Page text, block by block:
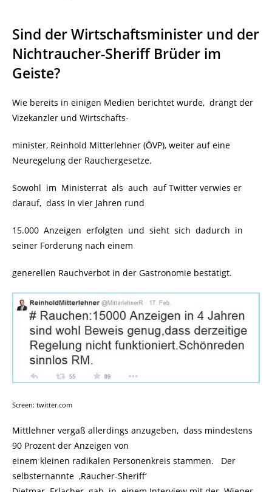
Sind der Wirtschaftsminister und der
Nichtraucher-Sheriff Brüder im
Geiste?
Wie bereits in einigen Medien berichtet wurde, drängt der
Vizekanzler und Wirtschafts-
minister, Reinhold Mitterlehner (ÖVP), weiter auf eine
Neuregelung der Rauchergesetze.
Sowohl im Ministerrat als auch auf Twitter verwies er
darauf, dass in vier Jahren rund
15.000 Anzeigen erfolgten und sieht sich dadurch in
seiner Forderung nach einem
generellen Rauchverbot in der Gastronomie bestätigt.
Screen: twitter.com
Mittlehner vergaß allerdings anzugeben, dass mindestens
90 Prozent der Anzeigen von
einem kleinen radikalen Personenkreis stammen. Der
selbsternannte ‚Raucher-Sheriff‘